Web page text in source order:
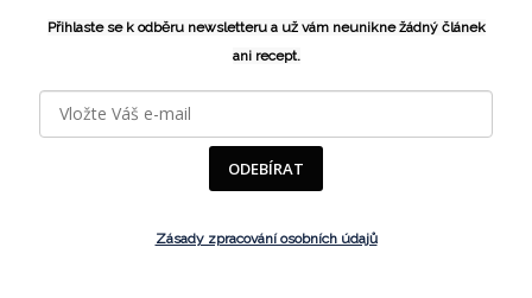
Přihlaste se k odběru newsletteru a už vám neunikne žádný článek
ani recept.
ODEBÍRAT
Zásady zpracování osobních údajů